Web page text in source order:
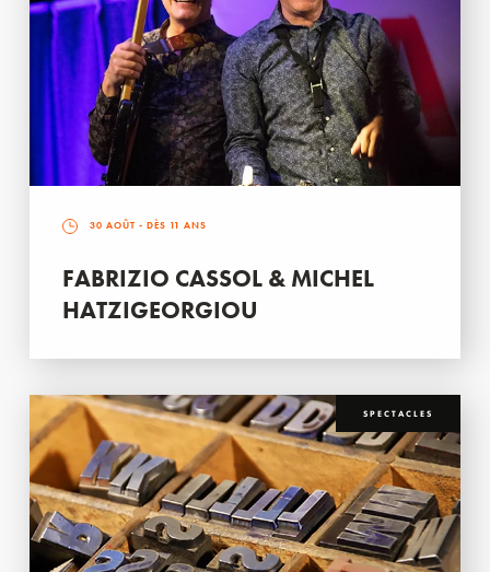
30 AOÛT - DÈS 11 ANS
FABRIZIO CASSOL & MICHEL
HATZIGEORGIOU
SPECTACLES